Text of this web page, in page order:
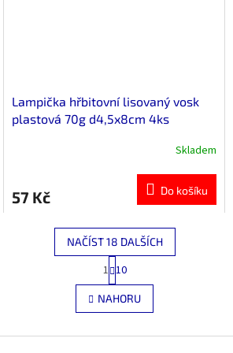
Lampička hřbitovní lisovaný vosk
plastová 70g d4,5x8cm 4ks
Skladem
57 Kč Do košíku
O
v
l
d
NAČÍST 18 DALŠÍCH
t
r
á
n
1 10
NAHORU